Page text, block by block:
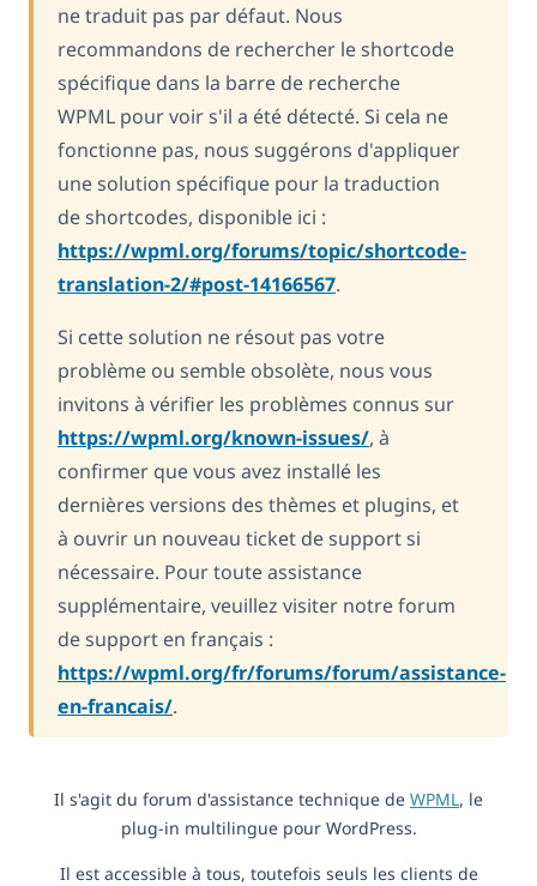
ne traduit pas par défaut. Nous
recommandons de rechercher le shortcode
spécifique dans la barre de recherche
WPML pour voir s'il a été détecté. Si cela ne
fonctionne pas, nous suggérons d'appliquer
une solution spécifique pour la traduction
de shortcodes, disponible ici :
https://wpml.org/forums/topic/shortcode-
translation-2/#post-14166567.
Si cette solution ne résout pas votre
problème ou semble obsolète, nous vous
invitons à vérifier les problèmes connus sur
https://wpml.org/known-issues/, à
confirmer que vous avez installé les
dernières versions des thèmes et plugins, et
à ouvrir un nouveau ticket de support si
nécessaire. Pour toute assistance
supplémentaire, veuillez visiter notre forum
de support en français :
https://wpml.org/fr/forums/forum/assistance-
en-francais/.
Il s'agit du forum d'assistance technique de WPML, le
plug-in multilingue pour WordPress.
Il est accessible à tous, toutefois seuls les clients de